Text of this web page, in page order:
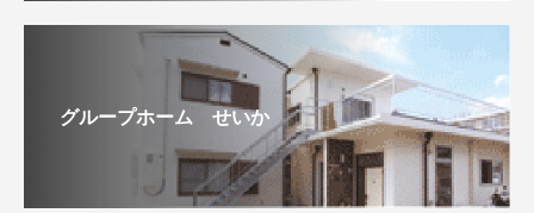
グループホーム せいか